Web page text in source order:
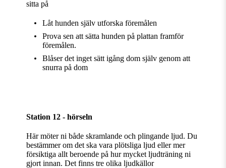
sitta på
Låt hunden själv utforska föremålen
Prova sen att sätta hunden på plattan framför
föremålen.
Blåser det inget sätt igång dom själv genom att
snurra på dom
Station 12 - hörseln
Här möter ni både skramlande och plingande ljud. Du
bestämmer om det ska vara plötsliga ljud eller mer
försiktiga allt beroende på hur mycket ljudträning ni
gjort innan. Det finns tre olika ljudkällor